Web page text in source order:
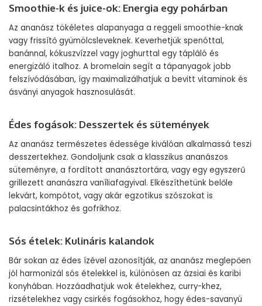
Smoothie-k és juice-ok: Energia egy pohárban
Az ananász tökéletes alapanyaga a reggeli smoothie-knak
vagy frissítő gyümölcsleveknek. Keverhetjük spenóttal,
banánnal, kókuszvízzel vagy joghurttal egy tápláló és
energizáló italhoz. A bromelain segít a tápanyagok jobb
felszívódásában, így maximalizálhatjuk a bevitt vitaminok és
ásványi anyagok hasznosulását.
Édes fogások: Desszertek és sütemények
Az ananász természetes édessége kiválóan alkalmassá teszi
desszertekhez. Gondoljunk csak a klasszikus ananászos
süteményre, a fordított ananásztortára, vagy egy egyszerű
grillezett ananászra vaníliafagyival. Elkészíthetünk belőle
lekvárt, kompótot, vagy akár egzotikus szószokat is
palacsintákhoz és gofrikhoz.
Sós ételek: Kulináris kalandok
Bár sokan az édes ízével azonosítják, az ananász meglepően
jól harmonizál sós ételekkel is, különösen az ázsiai és karibi
konyhában. Hozzáadhatjuk wok ételekhez, curry-khez,
rizsételekhez vagy csirkés fogásokhoz, hogy édes-savanyú